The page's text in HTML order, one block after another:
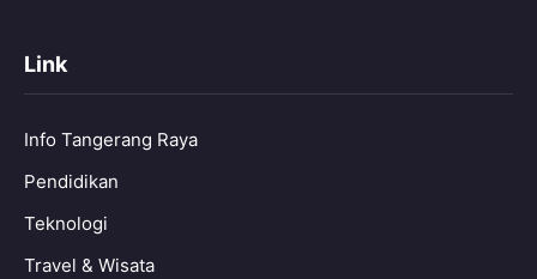
Link
Info Tangerang Raya
Pendidikan
Teknologi
Travel & Wisata